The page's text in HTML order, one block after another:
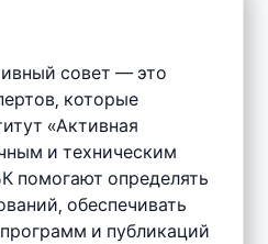
совет — это
которые
«Активная
и техническим
помогают определять
обеспечивать
и публикаций